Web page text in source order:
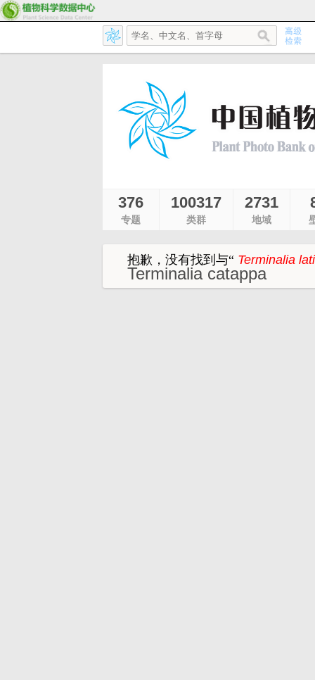
376
专题
100317
类群
2731
地域
抱歉，没有找到与“Terminalia
Terminalia catappa